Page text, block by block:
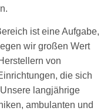
ist eine Aufgabe,
wir großen Wert
von
die sich
langjährige
ambulanten und